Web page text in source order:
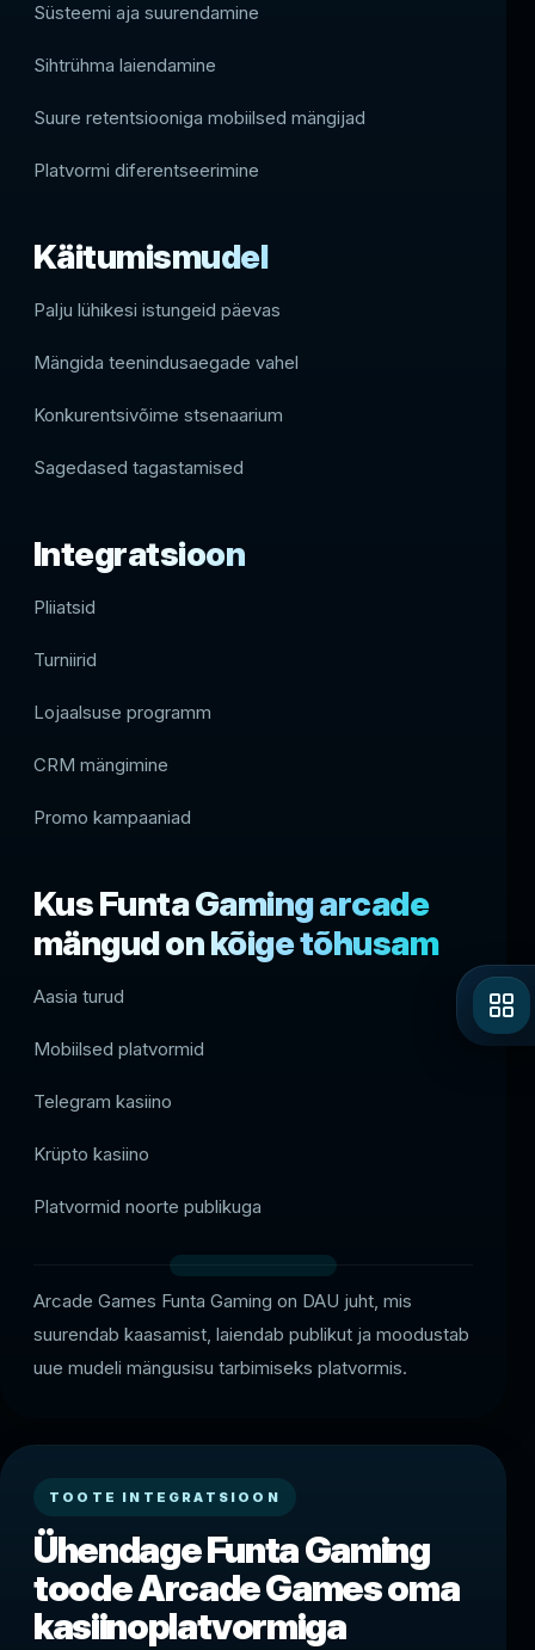
Süsteemi aja suurendamine
Sihtrühma laiendamine
Suure retentsiooniga mobiilsed mängijad
Platvormi diferentseerimine
Käitumismudel
Palju lühikesi istungeid päevas
Mängida teenindusaegade vahel
Konkurentsivõime stsenaarium
Sagedased tagastamised
Integratsioon
Pliiatsid
Turniirid
Lojaalsuse programm
CRM mängimine
Promo kampaaniad
Kus Funta Gaming arcade
mängud on kõige tõhusam
Aasia turud
Mobiilsed platvormid
Telegram kasiino
Krüpto kasiino
Platvormid noorte publikuga
Arcade Games Funta Gaming on DAU juht, mis
suurendab kaasamist, laiendab publikut ja moodustab
uue mudeli mängusisu tarbimiseks platvormis.
TOOTE INTEGRATSIOON
Ühendage Funta Gaming
toode Arcade Games oma
kasiinoplatvormiga